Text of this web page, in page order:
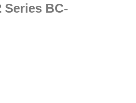
Series BC-